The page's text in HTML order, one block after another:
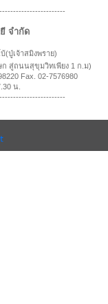
จำกัด
(ปู่เจ้าสมิงพราย)
ก สู่ถนนสุขุมวิทเพียง 1 ก.ม)
Fax. 02-7576980
น.